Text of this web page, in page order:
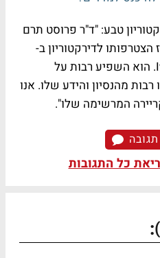
טבע: "ד"ר פרוסט תרם
לדירקטוריון ב-
2006 כשטבע רכשה את Ivax. הוא השפיע רבות על
מהנסיון והידע שלו. אנו
המרשימה שלו".
כל התגובות
: